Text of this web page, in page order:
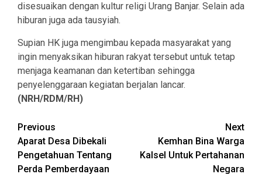
disesuaikan dengan kultur religi Urang Banjar. Selain ada
hiburan juga ada tausyiah.
Supian HK juga mengimbau kepada masyarakat yang
ingin menyaksikan hiburan rakyat tersebut untuk tetap
menjaga keamanan dan ketertiban sehingga
penyelenggaraan kegiatan berjalan lancar.
(NRH/RDM/RH)
Continue
Reading
Previous
Aparat Desa Dibekali
Pengetahuan Tentang
Perda Pemberdayaan
Next
Kemhan Bina Warga
Kalsel Untuk Pertahanan
Negara